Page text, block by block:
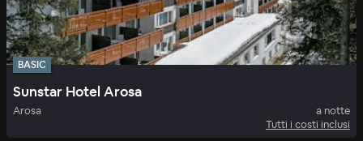
BASIC
Sunstar Hotel Arosa
Arosa
a notte
Tutti i costi inclusi